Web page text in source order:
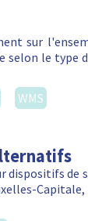
sur
selon le
WMS
dispositifs